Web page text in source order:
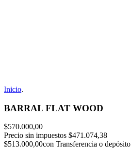
Inicio.
BARRAL FLAT WOOD
$570.000,00
Precio sin impuestos $471.074,38
$513.000,00con Transferencia o depósito